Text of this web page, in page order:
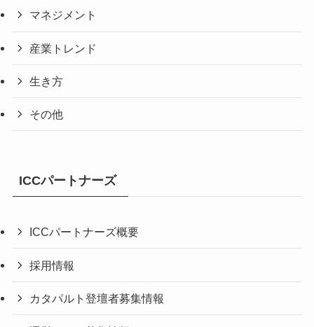
マネジメント
産業トレンド
生き方
その他
ICCパートナーズ
ICCパートナーズ概要
採用情報
カタパルト登壇者募集情報